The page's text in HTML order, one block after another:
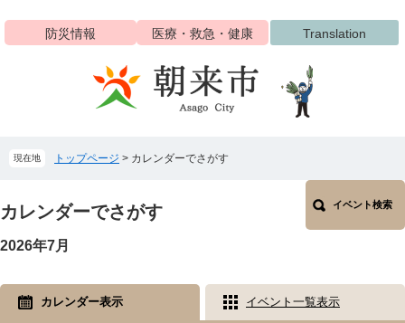
ジ
ュ
へ
防災情報 医療・救急・健康 Translation
現在地 トップページ > カレンダーでさがす
文
カレンダーでさがす イベント検索
2026年7月
カレンダー表示 イベント一覧表示